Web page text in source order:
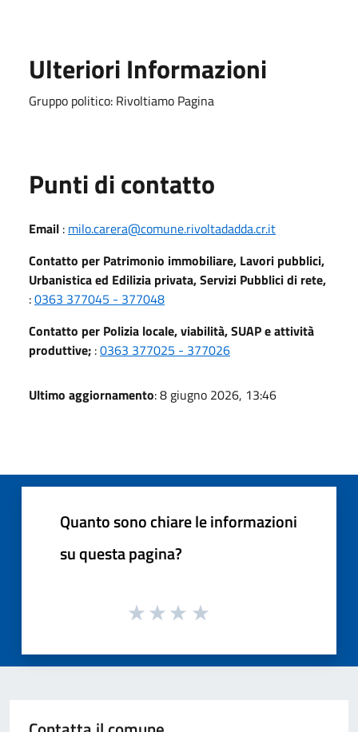
Ulteriori Informazioni
Gruppo politico: Rivoltiamo Pagina
Punti di contatto
Email : milo.carera@comune.rivoltadadda.cr.it
Contatto per Patrimonio immobiliare, Lavori pubblici,
Urbanistica ed Edilizia privata, Servizi Pubblici di rete,
:0363 377045 - 377048
Contatto per Polizia locale, viabilità, SUAP e attività
produttive; :0363 377025 - 377026
Ultimo aggiornamento: 8 giugno 2026, 13:46
Quanto sono chiare le informazioni
su questa pagina?